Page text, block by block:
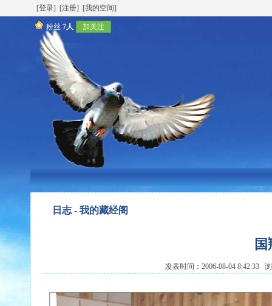
[登录] [注册] [我的空间]
粉丝 7人 加关注
日志 - 我的藏经阁
发表时间：2006-08-04 8:42:33